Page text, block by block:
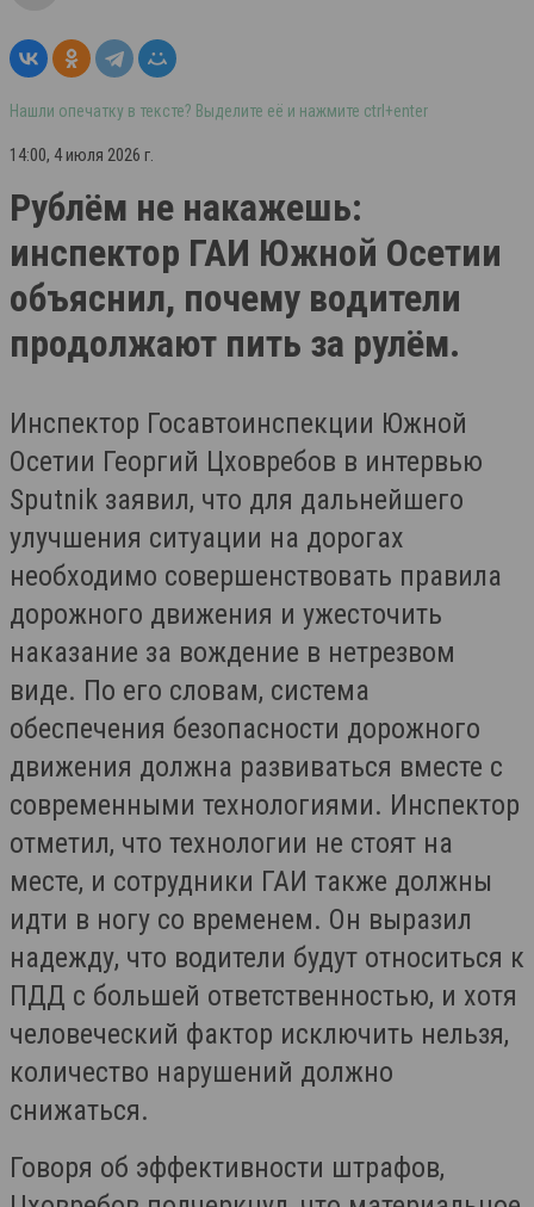
Нашли опечатку в тексте? Выделите её и нажмите ctrl+enter
14:00, 4 июля 2026 г.
Рублём не накажешь:
инспектор ГАИ Южной Осетии
объяснил, почему водители
продолжают пить за рулём.
Инспектор Госавтоинспекции Южной
Осетии Георгий Цховребов в интервью
Sputnik заявил, что для дальнейшего
улучшения ситуации на дорогах
необходимо совершенствовать правила
дорожного движения и ужесточить
наказание за вождение в нетрезвом
виде. По его словам, система
обеспечения безопасности дорожного
движения должна развиваться вместе с
современными технологиями. Инспектор
отметил, что технологии не стоят на
месте, и сотрудники ГАИ также должны
идти в ногу со временем. Он выразил
надежду, что водители будут относиться к
ПДД с большей ответственностью, и хотя
человеческий фактор исключить нельзя,
количество нарушений должно
снижаться.
Говоря об эффективности штрафов,